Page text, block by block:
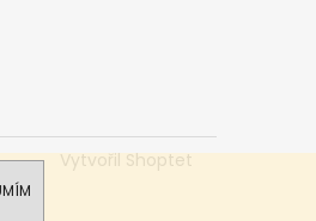
Vytvořil Shoptet